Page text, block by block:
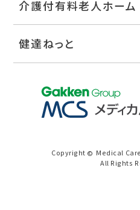
介護付有料老人ホーム
健達ねっと
Copyright © Medical
All Rights